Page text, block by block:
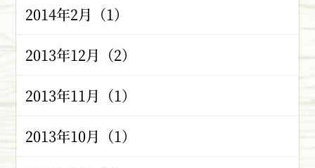
2014年2月（1）
2013年12月（2）
2013年11月（1）
2013年10月（1）